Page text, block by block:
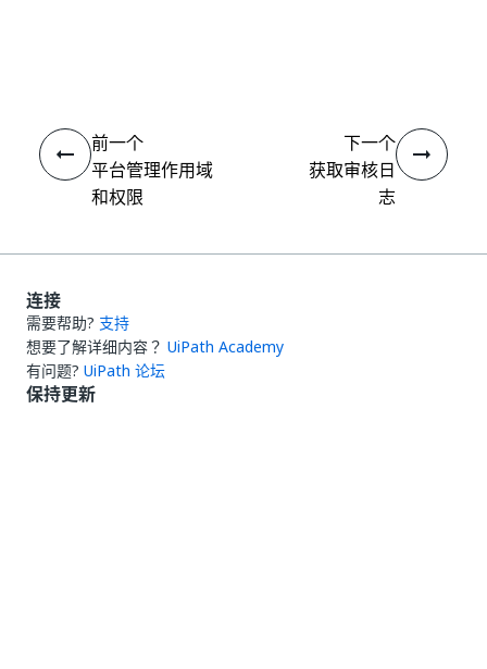
前一个
平台管理作用域
和权限
下一个
获取审核日
志
连接
需要帮助? 支持
想要了解详细内容？ UiPath Academy
有问题? UiPath 论坛
保持更新